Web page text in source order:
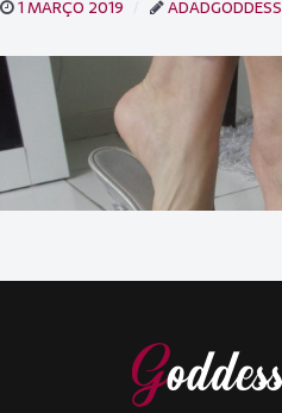
1 MARÇO 2019 ADADGODDESS